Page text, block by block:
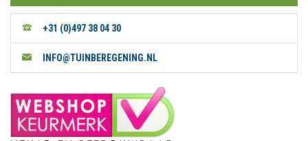
+31 (0)497 38 04 30
INFO@TUINBEREGENING.NL